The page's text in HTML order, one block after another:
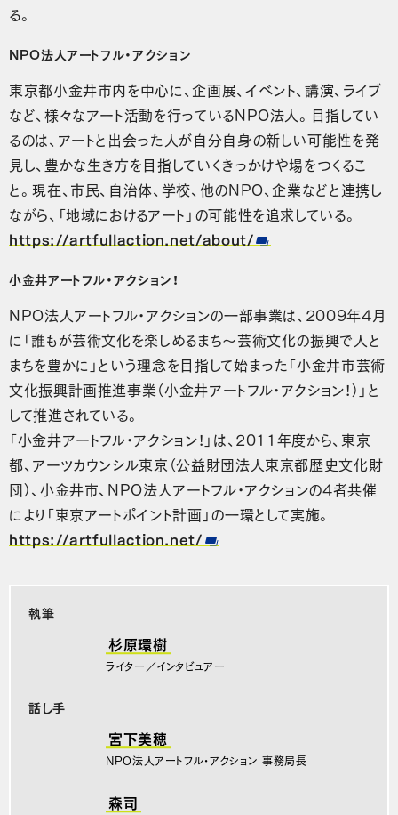
る。
NPO法人アートフル・アクション
東京都小金井市内を中心に、企画展、イベント、講演、ライブ
など、様々なアート活動を行っているNPO法人。目指してい
るのは、アートと出会った人が自分自身の新しい可能性を発
見し、豊かな生き方を目指していくきっかけや場をつくるこ
と。現在、市民、自治体、学校、他のNPO、企業などと連携し
ながら、「地域におけるアート」の可能性を追求している。
https://artfullaction.net/about/
小金井アートフル・アクション！
NPO法人アートフル・アクションの一部事業は、2009年4月
に「誰もが芸術文化を楽しめるまち～芸術文化の振興で人と
まちを豊かに」という理念を目指して始まった「小金井市芸術
文化振興計画推進事業（小金井アートフル・アクション！）」と
して推進されている。
「小金井アートフル・アクション！」は、2011年度から、東京
都、アーツカウンシル東京（公益財団法人東京都歴史文化財
団）、小金井市、NPO法人アートフル・アクションの4者共催
により「東京アートポイント計画」の一環として実施。
https://artfullaction.net/
執筆
杉原環樹
ライター／インタビュアー
話し手
宮下美穂
NPO法人アートフル・アクション 事務局長
森司